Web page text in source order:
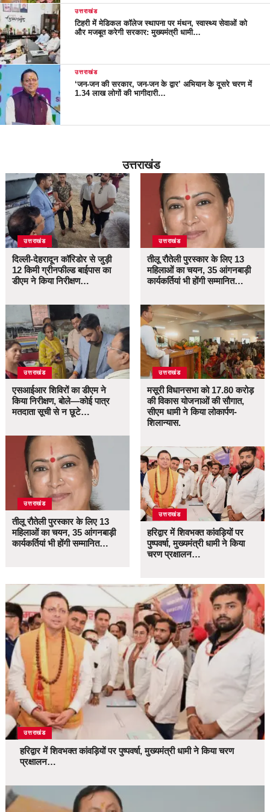
उत्तराखंड
टिहरी में मेडिकल कॉलेज स्थापना पर मंथन, स्वास्थ्य सेवाओं को
और मजबूत करेगी सरकार: मुख्यमंत्री धामी…
उत्तराखंड
‘जन-जन की सरकार, जन-जन के द्वार’ अभियान के दूसरे चरण में
1.34 लाख लोगों की भागीदारी…
उत्तराखंड
उत्तराखंड
दिल्ली-देहरादून कॉरिडोर से जुड़ी
12 किमी ग्रीनफील्ड बाईपास का
डीएम ने किया निरीक्षण…
उत्तराखंड
एसआईआर शिविरों का डीएम ने
किया निरीक्षण, बोले—कोई पात्र
मतदाता सूची से न छूटे…
उत्तराखंड
तीलू रौतेली पुरस्कार के लिए 13
महिलाओं का चयन, 35 आंगनबाड़ी
कार्यकर्तियां भी होंगी सम्मानित…
उत्तराखंड
तीलू रौतेली पुरस्कार के लिए 13
महिलाओं का चयन, 35 आंगनबाड़ी
कार्यकर्तियां भी होंगी सम्मानित…
उत्तराखंड
मसूरी विधानसभा को 17.80 करोड़
की विकास योजनाओं की सौगात,
सीएम धामी ने किया लोकार्पण-
शिलान्यास.
उत्तराखंड
हरिद्वार में शिवभक्त कांवड़ियों पर
पुष्पवर्षा, मुख्यमंत्री धामी ने किया
चरण प्रक्षालन…
उत्तराखंड
हरिद्वार में शिवभक्त कांवड़ियों पर पुष्पवर्षा, मुख्यमंत्री धामी ने किया चरण
प्रक्षालन…